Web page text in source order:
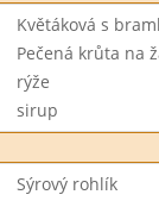
Květáková s
Pečená krůta na
rýže
sirup
Sýrový rohlík